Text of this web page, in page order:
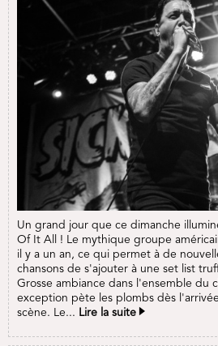
Un grand jour que ce dimanche
Of It All ! Le mythique groupe
il y a un an, ce qui permet à de
chansons de s'ajouter à une set list
Grosse ambiance dans l'ensemble du
exception pète les plombs dès
scène. Le... Lire la suite